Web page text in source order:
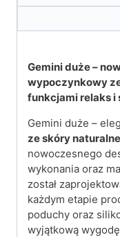
Gemini duże –
wypoczynkowy
funkcjami relaks i
Gemini duże –
ze skóry
nowoczesnego
wykonania oraz
został
każdym etapie
poduchy oraz
wyjątkową